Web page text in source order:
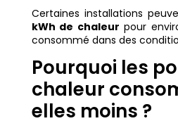
Certaines installations
kWh de chaleur pour
consommé dans des
Pourquoi les
chaleur
elles moins ?